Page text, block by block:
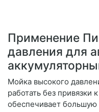
Применение
давления для
Мойка высокого
работать без привязки
обеспечивает